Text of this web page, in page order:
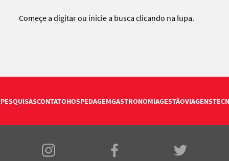
Começe a digitar ou inicie a busca clicando na lupa.
PESQUISASCONTATOHOSPEDAGEMGASTRONOMIAGESTÃOVIAGENS